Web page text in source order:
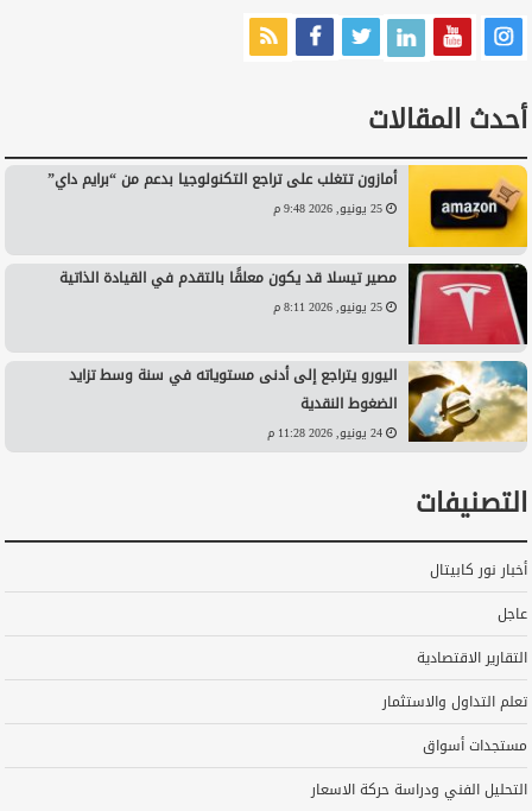
أحدث المقالات
أمازون تتغلب على تراجع التكنولوجيا بدعم من “برايم داي”
25 يونيو, 2026 9:48 م
مصير تيسلا قد يكون معلقًا بالتقدم في القيادة الذاتية
25 يونيو, 2026 8:11 م
اليورو يتراجع إلى أدنى مستوياته في سنة وسط تزايد
الضغوط النقدية
24 يونيو, 2026 11:28 م
التصنيفات
أخبار نور كابيتال
عاجل
التقارير الاقتصادية
تعلم التداول والاستثمار
مستجدات أسواق
التحليل الفني ودراسة حركة الاسعار